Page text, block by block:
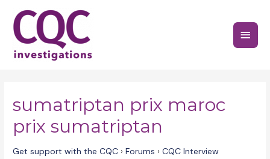
content
Main
sumatriptan prix maroc
prix sumatriptan
Get support with the CQC › Forums › CQC Interview